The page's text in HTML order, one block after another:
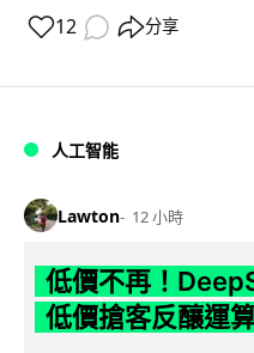
12 分享
人工智能
Lawton 12 小時
低價不再！
低價搶客反釀運